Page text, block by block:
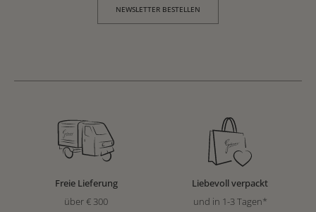
NEWSLETTER BESTELLEN
Freie Lieferung
über € 300
Liebevoll verpackt
und in 1-3 Tagen*